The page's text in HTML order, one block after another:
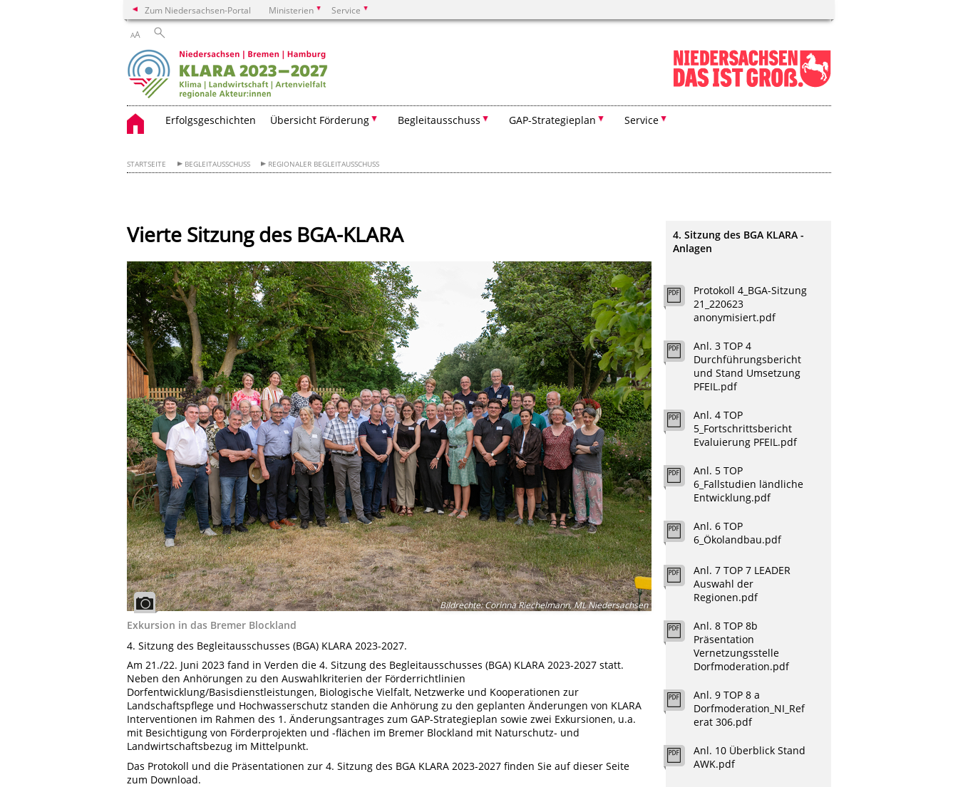
Zum Niedersachsen-Portal Ministerien Service
AA
Erfolgsgeschichten Übersicht Förderung Begleitausschuss GAP-Strategieplan Service
STARTSEITE BEGLEITAUSSCHUSS REGIONALER BEGLEITAUSSCHUSS
Vierte Sitzung des BGA-KLARA
Bildrechte:Corinna Riechelmann, ML Niedersachsen
Exkursion in das Bremer Blockland
4. Sitzung des Begleitausschusses (BGA) KLARA 2023-2027.
Am 21./22. Juni 2023 fand in Verden die 4. Sitzung des Begleitausschusses (BGA) KLARA 2023-2027 statt.
Neben den Anhörungen zu den Auswahlkriterien der Förderrichtlinien
Dorfentwicklung/Basisdienstleistungen, Biologische Vielfalt, Netzwerke und Kooperationen zur
Landschaftspflege und Hochwasserschutz standen die Anhörung zu den geplanten Änderungen von KLARA
Interventionen im Rahmen des 1. Änderungsantrages zum GAP-Strategieplan sowie zwei Exkursionen, u.a.
mit Besichtigung von Förderprojekten und -flächen im Bremer Blockland mit Naturschutz- und
Landwirtschaftsbezug im Mittelpunkt.
Das Protokoll und die Präsentationen zur 4. Sitzung des BGA KLARA 2023-2027 finden Sie auf dieser Seite
zum Download.
4. Sitzung des BGA KLARA -
Anlagen
Protokoll 4_BGA-Sitzung
21_220623
anonymisiert.pdf
Anl. 3 TOP 4
Durchführungsbericht
und Stand Umsetzung
PFEIL.pdf
Anl. 4 TOP
5_Fortschrittsbericht
Evaluierung PFEIL.pdf
Anl. 5 TOP
6_Fallstudien ländliche
Entwicklung.pdf
Anl. 6 TOP
6_Ökolandbau.pdf
Anl. 7 TOP 7 LEADER
Auswahl der
Regionen.pdf
Anl. 8 TOP 8b
Präsentation
Vernetzungsstelle
Dorfmoderation.pdf
Anl. 9 TOP 8 a
Dorfmoderation_NI_Ref
erat 306.pdf
Anl. 10 Überblick Stand
AWK.pdf